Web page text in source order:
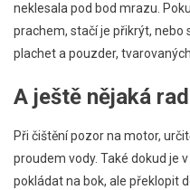
neklesala pod bod mrazu.
prachem, stačí je přikrýt, nebo
plachet a pouzder,
A ještě nějaká
Při čištění pozor na motor,
proudem vody. Také dokud je
pokládat na bok, ale překlopit